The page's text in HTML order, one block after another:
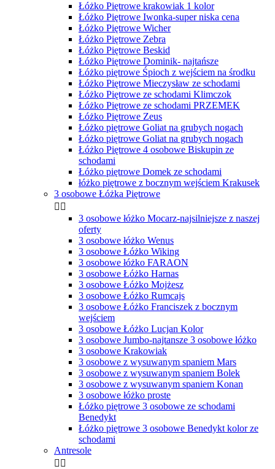
Łóżko Piętrowe krakowiak 1 kolor
Łóżko Piętrowe Iwonka-super niska cena
Łóżko Piętrowe Wicher
Łóżko Piętrowe Zebra
Łóżko Piętrowe Beskid
Łóżko Piętrowe Dominik- najtańsze
Łóżko piętrowe Śpioch z wejściem na środku
Łóżko Piętrowe Mieczysław ze schodami
Łóżko Piętrowe ze schodami Klimczok
Łóżko Piętrowe ze schodami PRZEMEK
Łóżko Piętrowe Zeus
Łóżko piętrowe Goliat na grubych nogach
Łóżko piętrowe Goliat na grubych nogach
Łóżko Piętrowe 4 osobowe Biskupin ze
schodami
Łóżko piętrowe Domek ze schodami
łóżko piętrowe z bocznym wejściem Krakusek
3 osobowe Łóżka Piętrowe
 
3 osobowe łóżko Mocarz-najsilniejsze z naszej
oferty
3 osobowe łóżko Wenus
3 osobowe Łóżko Wiking
3 osobowe łóżko FARAON
3 osobowe Łóżko Harnas
3 osobowe Łóżko Mojżesz
3 osobowe Łóżko Rumcajs
3 osobowe Łóżko Franciszek z bocznym
wejściem
3 osobowe Łóżko Lucjan Kolor
3 osobowe Jumbo-najtansze 3 osobowe łóżko
3 osobowe Krakowiak
3 osobowe z wysuwanym spaniem Mars
3 osobowe z wysuwanym spaniem Bolek
3 osobowe z wysuwanym spaniem Konan
3 osobowe łóżko proste
Łóżko piętrowe 3 osobowe ze schodami
Benedykt
Łóżko piętrowe 3 osobowe Benedykt kolor ze
schodami
Antresole
 